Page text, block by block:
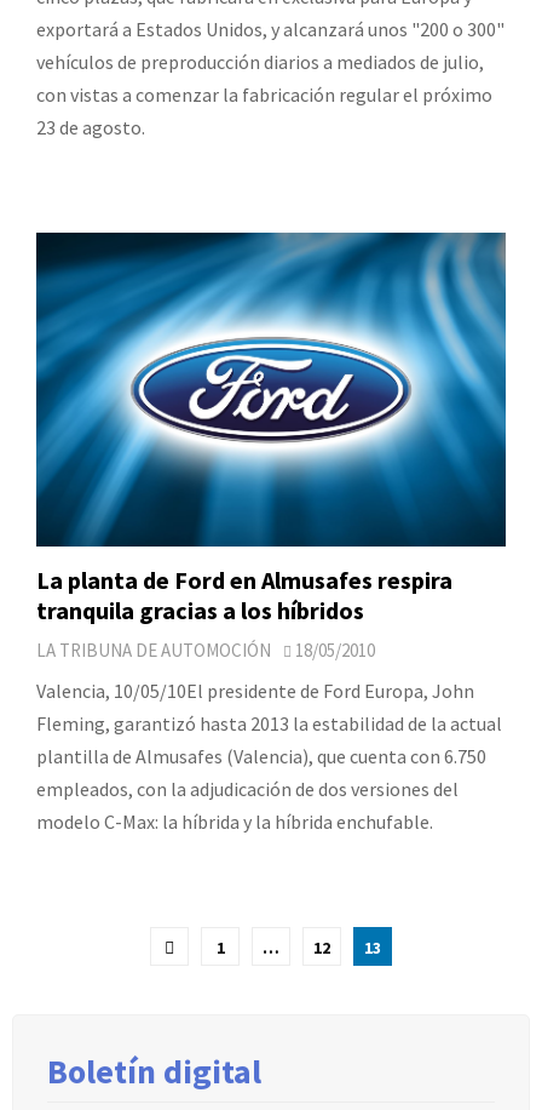
exportará a Estados Unidos, y alcanzará unos "200 o 300"
vehículos de preproducción diarios a mediados de julio,
con vistas a comenzar la fabricación regular el próximo
23 de agosto.
La planta de Ford en Almusafes respira
tranquila gracias a los híbridos
LA TRIBUNA DE AUTOMOCIÓN 18/05/2010
Valencia, 10/05/10El presidente de Ford Europa, John
Fleming, garantizó hasta 2013 la estabilidad de la actual
plantilla de Almusafes (Valencia), que cuenta con 6.750
empleados, con la adjudicación de dos versiones del
modelo C-Max: la híbrida y la híbrida enchufable.
Paginación
1 … 12 13
Boletín digital